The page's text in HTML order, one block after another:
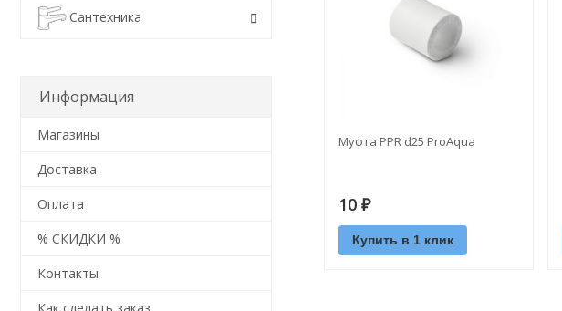
Муфта PPR d25 ProAquа
10 ₽
Купить в 1 клик
Сантехника
Информация
Магазины
Доставка
Оплата
% СКИДКИ %
Контакты